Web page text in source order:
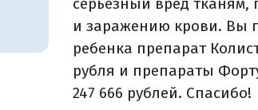
и заражению крови. Вы
ребенка препарат
рубля и препараты
247 666 рублей. Спасибо!